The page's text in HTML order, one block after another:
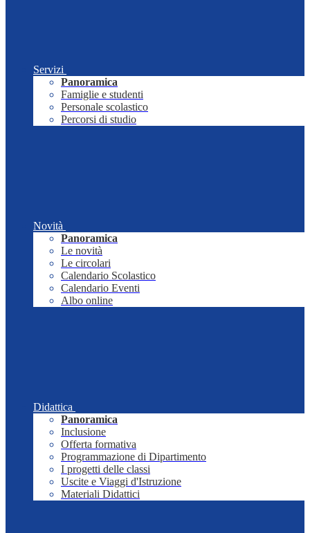
Servizi
Panoramica
Famiglie e studenti
Personale scolastico
Percorsi di studio
Novità
Panoramica
Le novità
Le circolari
Calendario Scolastico
Calendario Eventi
Albo online
Didattica
Panoramica
Inclusione
Offerta formativa
Programmazione di Dipartimento
I progetti delle classi
Uscite e Viaggi d'Istruzione
Materiali Didattici